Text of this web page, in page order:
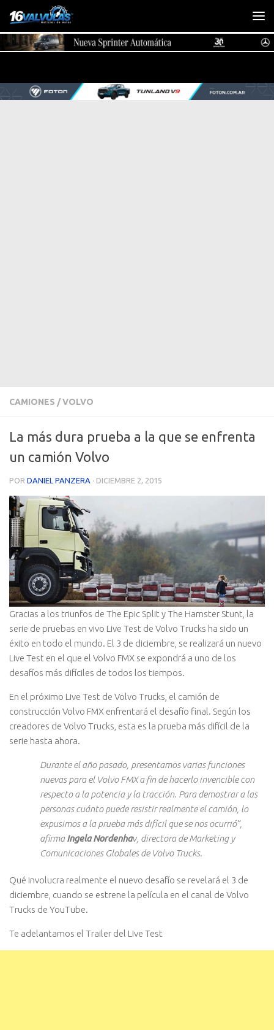
Saltar al contenido
CAMIONES /VOLVO
La más dura prueba a la que se enfrenta
un camión Volvo
POR DANIEL PANZERA · DICIEMBRE 2, 2015
Gracias a los triunfos de The Epic Split y The Hamster Stunt, la
serie de pruebas en vivo Live Test de Volvo Trucks ha sido un
éxito en todo el mundo. El 3 de diciembre, se realizará un nuevo
Live Test en el que el Volvo FMX se expondrá a uno de los
desafíos más difíciles de todos los tiempos.
En el próximo Live Test de Volvo Trucks, el camión de
construcción Volvo FMX enfrentará el desafío final. Según los
creadores de Volvo Trucks, esta es la prueba más difícil de la
serie hasta ahora.
Durante el año pasado, presentamos varias funciones
nuevas para el Volvo FMX a fin de hacerlo invencible con
respecto a la potencia y la tracción. Para demostrar a las
personas cuánto puede resistir realmente el camión, lo
expusimos a la prueba más difícil que se nos ocurrió”,
afirmaIngela Nordenhav, directora de Marketing y
Comunicaciones Globales de Volvo Trucks.
Qué involucra realmente el nuevo desafío se revelará el 3 de
diciembre, cuando se estrene la película en el canal de Volvo
Trucks de YouTube.
Te adelantamos el Trailer del LIve Test